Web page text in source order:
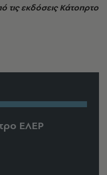
τις εκδόσεις Κάτοπρτο
ΕΛΕΡ